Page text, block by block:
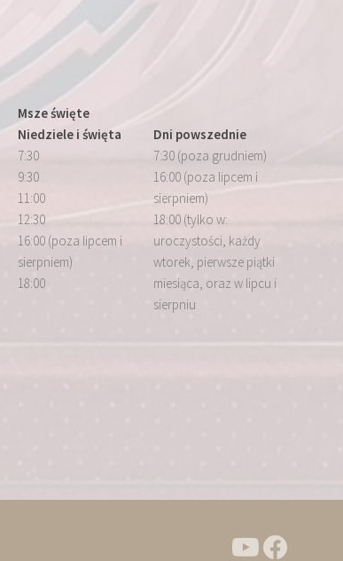
Msze święte
Niedziele i święta
7:30
9:30
11:00
12:30
16:00 (poza lipcem i
sierpniem)
18:00
Dni powszednie
7:30 (poza grudniem)
16:00 (poza lipcem i
sierpniem)
18:00 (tylko w:
uroczystości, każdy
wtorek, pierwsze piątki
miesiąca, oraz w lipcu i
sierpniu